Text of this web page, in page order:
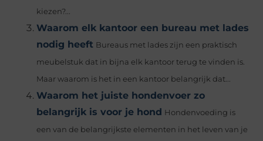
kiezen?...
Waarom elk kantoor een bureau met lades
nodig heeft Bureaus met lades zijn een praktisch
meubelstuk dat in bijna elk kantoor terug te vinden is.
Maar waarom is het in een kantoor belangrijk dat...
Waarom het juiste hondenvoer zo
belangrijk is voor je hond Hondenvoeding is
een van de belangrijkste elementen in het leven van je